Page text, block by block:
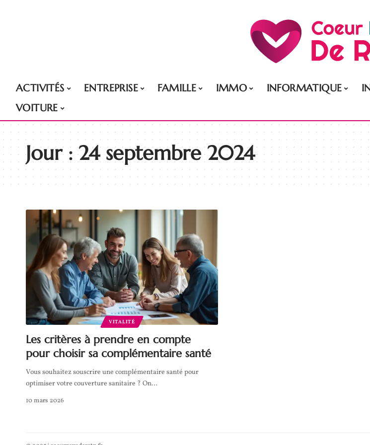
ACTIVITÉS ENTREPRISE FAMILLE IMMO INFORMATIQUE
VOITURE
Jour :24 septembre 2024
VITALITÉ
Les critères à prendre en compte
pour choisir sa complémentaire santé
Vous souhaitez souscrire une complémentaire santé pour
optimiser votre couverture sanitaire ? On…
10 mars 2026